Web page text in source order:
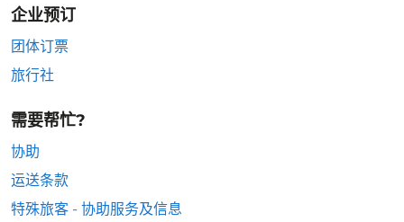
企业预订
团体订票
旅行社
需要帮忙?
协助
运送条款
特殊旅客 - 协助服务及信息